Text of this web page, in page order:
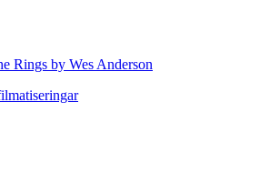
Rings by Wes Anderson